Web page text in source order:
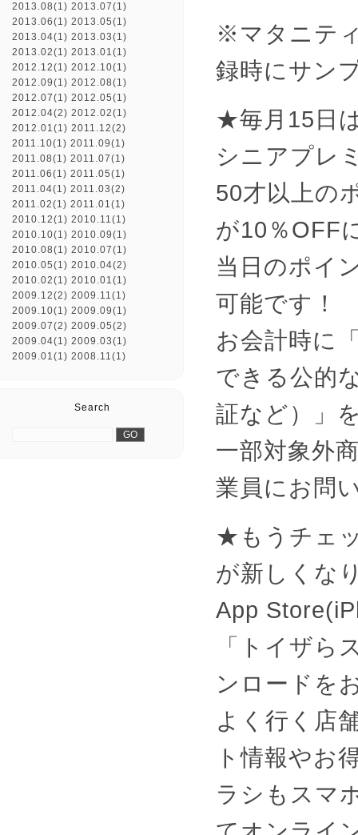
※マタニテ
録時にサン
★毎月15日
シニアプレ
50才以上の
が10％OFF
当日のポイ
可能です！
お会計時に
できる公的
証など）」
一部対象外
業員にお問
★もうチェ
が新しくな
App
「トイザら
ンロードを
よく行く店
ト情報やお
ラシもスマ
2013.08(1) 2013.07(1)
2013.06(1) 2013.05(1)
2013.04(1) 2013.03(1)
2013.02(1) 2013.01(1)
2012.12(1) 2012.10(1)
2012.09(1) 2012.08(1)
2012.07(1) 2012.05(1)
2012.04(2) 2012.02(1)
2012.01(1) 2011.12(2)
2011.10(1) 2011.09(1)
2011.08(1) 2011.07(1)
2011.06(1) 2011.05(1)
2011.04(1) 2011.03(2)
2011.02(1) 2011.01(1)
2010.12(1) 2010.11(1)
2010.10(1) 2010.09(1)
2010.08(1) 2010.07(1)
2010.05(1) 2010.04(2)
2010.02(1) 2010.01(1)
2009.12(2) 2009.11(1)
2009.10(1) 2009.09(1)
2009.07(2) 2009.05(2)
2009.04(1) 2009.03(1)
2009.01(1) 2008.11(1)
Search